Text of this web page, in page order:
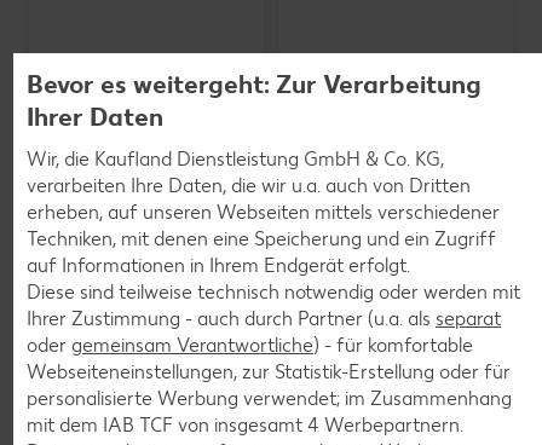
SCHWARZWALDMILCH
Bioland frische Vollmilch,
3,8 % Fett
nur
1.59
nur
1.29
Bevor es weitergeht: Zur Verarbeitung
Ihrer Daten
Wir, die Kaufland Dienstleistung GmbH & Co. KG,
verarbeiten Ihre Daten, die wir u.a. auch von Dritten
erheben, auf unseren Webseiten mittels verschiedener
Techniken, mit denen eine Speicherung und ein Zugriff
auf Informationen in Ihrem Endgerät erfolgt.
Diese sind teilweise technisch notwendig oder werden mit
Ihrer Zustimmung - auch durch Partner (u.a. als separat
oder gemeinsam Verantwortliche) - für komfortable
Webseiteneinstellungen, zur Statistik-Erstellung oder für
personalisierte Werbung verwendet; im Zusammenhang
mit dem IAB TCF von insgesamt 4 Werbepartnern.